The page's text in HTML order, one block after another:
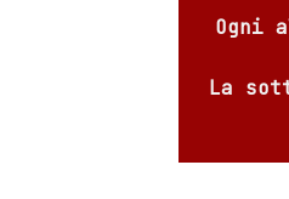
Ogni
La